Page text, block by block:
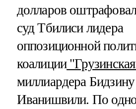
долларов
суд Тбилиси лидера
оппозиционной
коалиции
миллиардера Бидзину
Иванишвили. По